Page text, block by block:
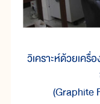
วิเคราะห์ด้วยเครื่
(Graphite